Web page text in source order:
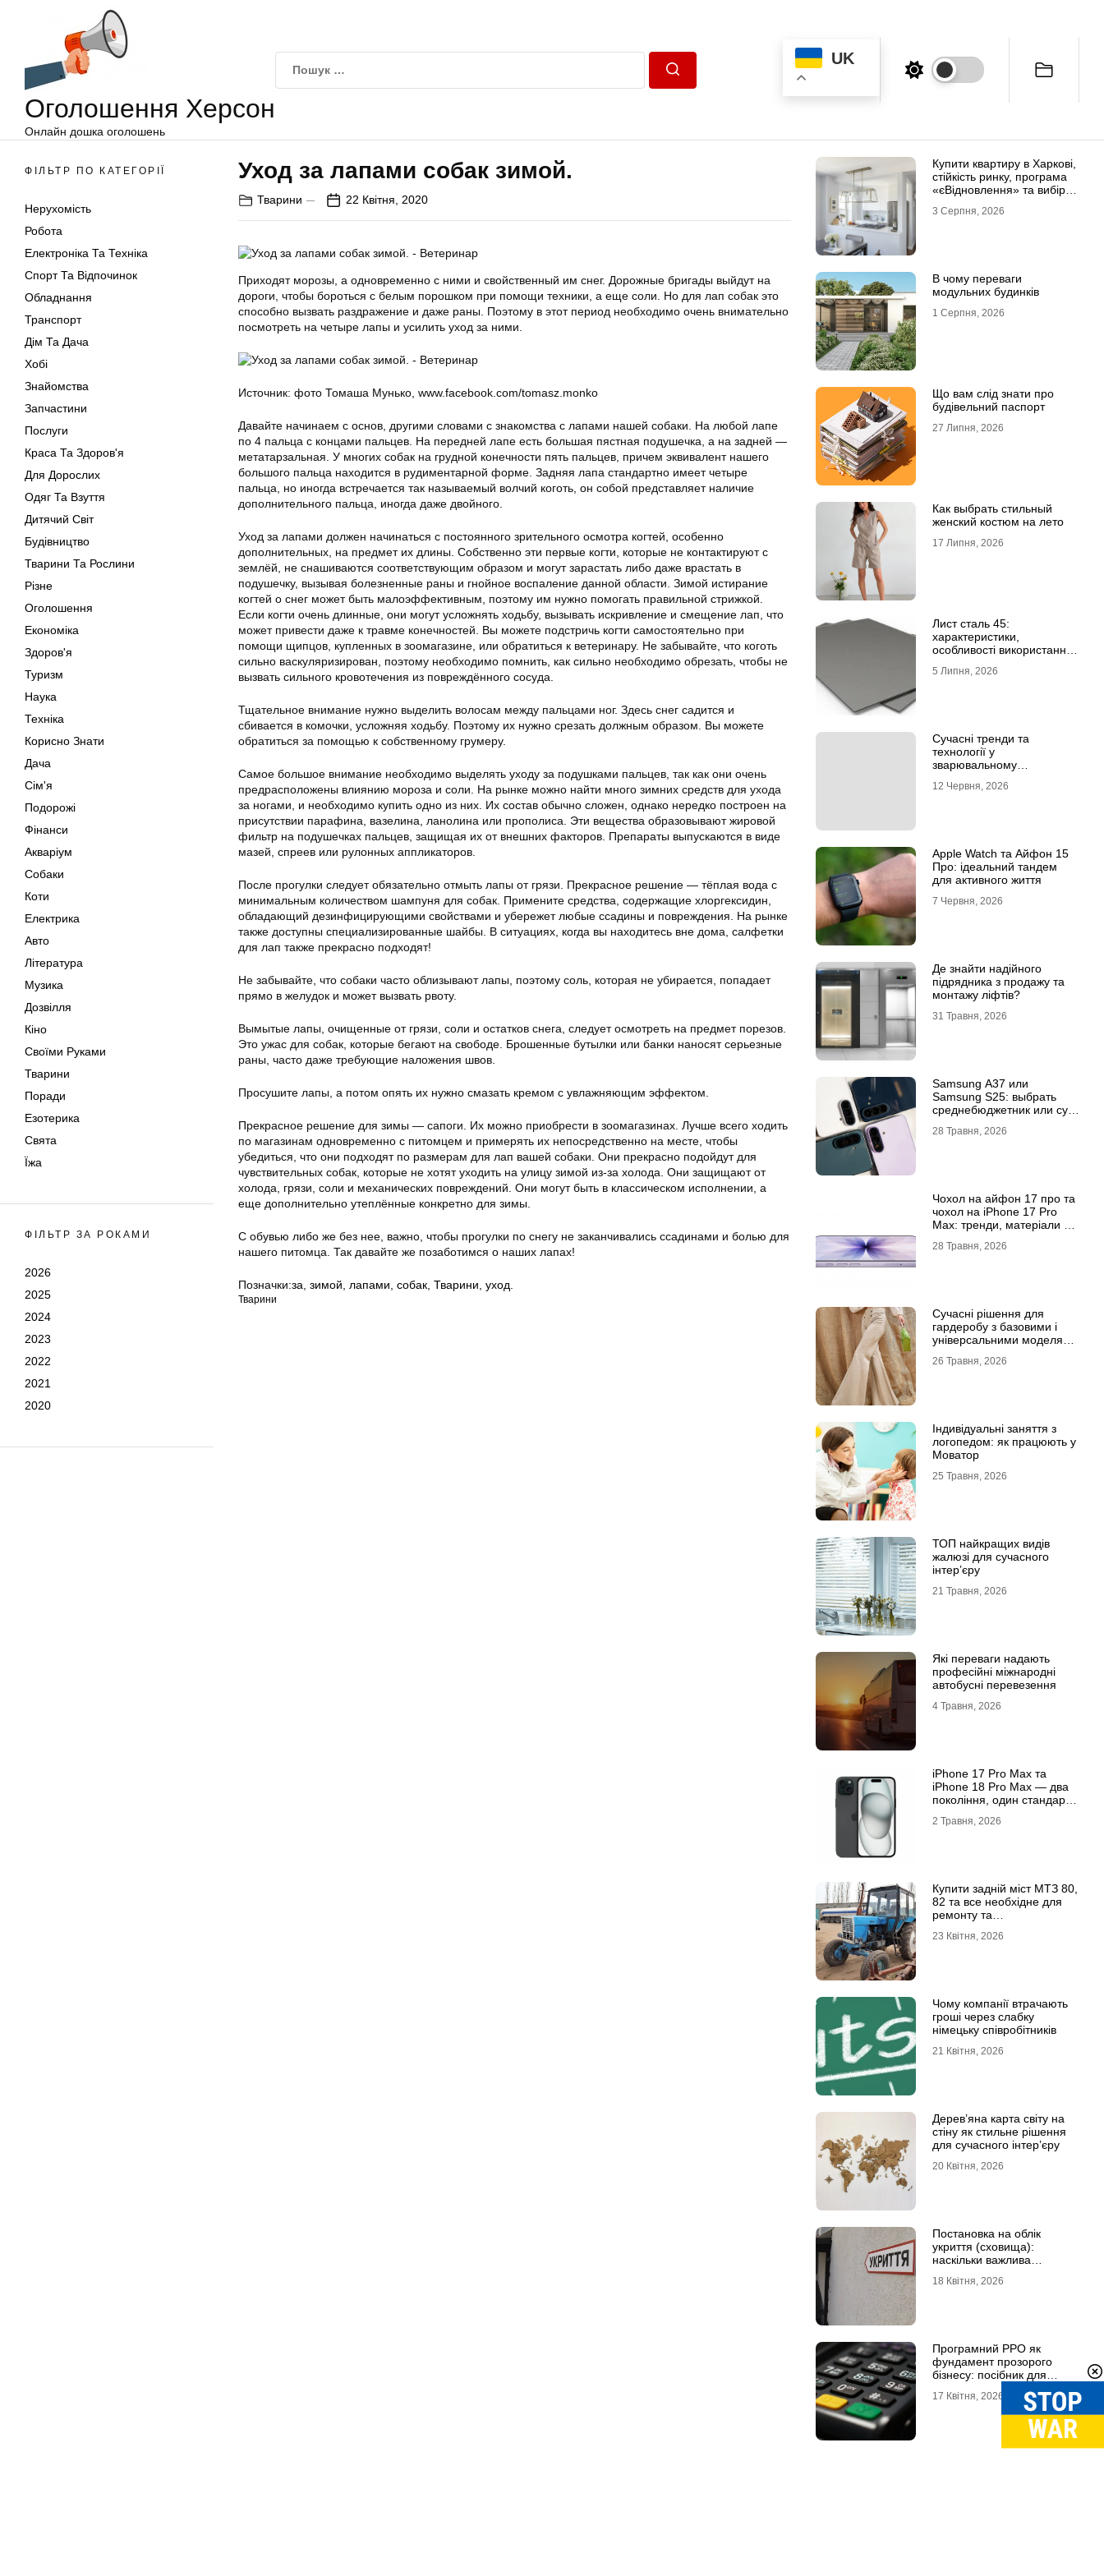
Оголошення Херсон
Онлайн дошка оголошень
UK
ФІЛЬТР ПО КАТЕГОРІЇ
Нерухомість
Робота
Електроніка Та Техніка
Спорт Та Відпочинок
Обладнання
Транспорт
Дім Та Дача
Хобі
Знайомства
Запчастини
Послуги
Краса Та Здоров'я
Для Дорослих
Одяг Та Взуття
Дитячий Світ
Будівництво
Тварини Та Рослини
Різне
Оголошення
Економіка
Здоров'я
Туризм
Наука
Техніка
Корисно Знати
Дача
Сім'я
Подорожі
Фінанси
Акваріум
Собаки
Коти
Електрика
Авто
Література
Музика
Дозвілля
Кіно
Своїми Руками
Тварини
Поради
Езотерика
Свята
Їжа
ФІЛЬТР ЗА РОКАМИ
2026
2025
2024
2023
2022
2021
2020
Уход за лапами собак зимой.
Тварини 22 Квітня, 2020
Приходят морозы, а одновременно с ними и свойственный им снег. Дорожные бригады выйдут на
дороги, чтобы бороться с белым порошком при помощи техники, а еще соли. Но для лап собак это
способно вызвать раздражение и даже раны. Поэтому в этот период необходимо очень внимательно
посмотреть на четыре лапы и усилить уход за ними.
Источник: фото Томаша Мунько, www.facebook.com/tomasz.monko
Давайте начинаем с основ, другими словами с знакомства с лапами нашей собаки. На любой лапе
по 4 пальца с концами пальцев. На передней лапе есть большая пястная подушечка, а на задней —
метатарзальная. У многих собак на грудной конечности пять пальцев, причем эквивалент нашего
большого пальца находится в рудиментарной форме. Задняя лапа стандартно имеет четыре
пальца, но иногда встречается так называемый волчий коготь, он собой представляет наличие
дополнительного пальца, иногда даже двойного.
Уход за лапами должен начинаться с постоянного зрительного осмотра когтей, особенно
дополнительных, на предмет их длины. Собственно эти первые когти, которые не контактируют с
землёй, не снашиваются соответствующим образом и могут зарастать либо даже врастать в
подушечку, вызывая болезненные раны и гнойное воспаление данной области. Зимой истирание
когтей о снег может быть малоэффективным, поэтому им нужно помогать правильной стрижкой.
Если когти очень длинные, они могут усложнять ходьбу, вызывать искривление и смещение лап, что
может привести даже к травме конечностей. Вы можете подстричь когти самостоятельно при
помощи щипцов, купленных в зоомагазине, или обратиться к ветеринару. Не забывайте, что коготь
сильно васкуляризирован, поэтому необходимо помнить, как сильно необходимо обрезать, чтобы не
вызвать сильного кровотечения из повреждённого сосуда.
Тщательное внимание нужно выделить волосам между пальцами ног. Здесь снег садится и
сбивается в комочки, усложняя ходьбу. Поэтому их нужно срезать должным образом. Вы можете
обратиться за помощью к собственному грумеру.
Самое большое внимание необходимо выделять уходу за подушками пальцев, так как они очень
предрасположены влиянию мороза и соли. На рынке можно найти много зимних средств для ухода
за ногами, и необходимо купить одно из них. Их состав обычно сложен, однако нередко построен на
присутствии парафина, вазелина, ланолина или прополиса. Эти вещества образовывают жировой
фильтр на подушечках пальцев, защищая их от внешних факторов. Препараты выпускаются в виде
мазей, спреев или рулонных аппликаторов.
После прогулки следует обязательно отмыть лапы от грязи. Прекрасное решение — тёплая вода с
минимальным количеством шампуня для собак. Примените средства, содержащие хлоргексидин,
обладающий дезинфицирующими свойствами и убережет любые ссадины и повреждения. На рынке
также доступны специализированные шайбы. В ситуациях, когда вы находитесь вне дома, салфетки
для лап также прекрасно подходят!
Не забывайте, что собаки часто облизывают лапы, поэтому соль, которая не убирается, попадает
прямо в желудок и может вызвать рвоту.
Вымытые лапы, очищенные от грязи, соли и остатков снега, следует осмотреть на предмет порезов.
Это ужас для собак, которые бегают на свободе. Брошенные бутылки или банки наносят серьезные
раны, часто даже требующие наложения швов.
Просушите лапы, а потом опять их нужно смазать кремом с увлажняющим эффектом.
Прекрасное решение для зимы — сапоги. Их можно приобрести в зоомагазинах. Лучше всего ходить
по магазинам одновременно с питомцем и примерять их непосредственно на месте, чтобы
убедиться, что они подходят по размерам для лап вашей собаки. Они прекрасно подойдут для
чувствительных собак, которые не хотят уходить на улицу зимой из-за холода. Они защищают от
холода, грязи, соли и механических повреждений. Они могут быть в классическом исполнении, а
еще дополнительно утеплённые конкретно для зимы.
С обувью либо же без нее, важно, чтобы прогулки по снегу не заканчивались ссадинами и болью для
нашего питомца. Так давайте же позаботимся о наших лапах!
Позначки:за зимой лапами собак Тварини уход.
Тварини
Купити квартиру в Харкові,
стійкість ринку, програма
«єВідновлення» та вибір
3 Серпня, 2026
В чому переваги
модульних будинків
1 Серпня, 2026
Що вам слід знати про
будівельний паспорт
27 Липня, 2026
Как выбрать стильный
женский костюм на лето
17 Липня, 2026
Лист сталь 45:
характеристики,
особливості використання
5 Липня, 2026
Сучасні тренди та
технології у
зварювальному
магазин Аргон
12 Червня, 2026
Apple Watch та Айфон 15
Про: ідеальний тандем
для активного життя
7 Червня, 2026
Де знайти надійного
підрядника з продажу та
монтажу ліфтів?
31 Травня, 2026
Samsung A37 или
Samsung S25: выбрать
среднебюджетник или суб-
28 Травня, 2026
Чохол на айфон 17 про та
чохол на iPhone 17 Pro
Max: тренди, матеріали та
28 Травня, 2026
Сучасні рішення для
гардеробу з базовими і
універсальними моделями
26 Травня, 2026
Індивідуальні заняття з
логопедом: як працюють у
Моватор
25 Травня, 2026
ТОП найкращих видів
жалюзі для сучасного
інтер’єру
21 Травня, 2026
Які переваги надають
професійні міжнародні
автобусні перевезення
4 Травня, 2026
iРhone 17 Рro Мax та
iРhone 18 Рro Мax — два
покоління, один стандарт
2 Травня, 2026
Купити задній міст МТЗ 80,
82 та все необхідне для
ремонту та
23 Квітня, 2026
Чому компанії втрачають
гроші через слабку
німецьку співробітників
21 Квітня, 2026
Дерев’яна карта світу на
стіну як стильне рішення
для сучасного інтер’єру
20 Квітня, 2026
Постановка на облік
укриття (сховища):
наскільки важлива
18 Квітня, 2026
Програмний РРО як
фундамент прозорого
бізнесу: посібник для
17 Квітня, 2026